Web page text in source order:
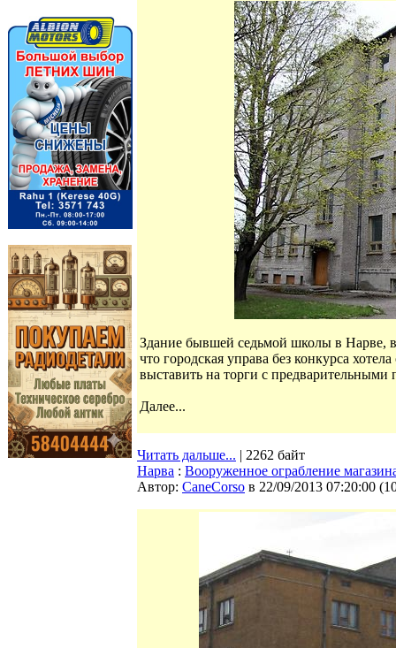
Здание бывшей седьмой школы в Нарве,
что городская управа без конкурса
выставить на торги с
Далее...
Читать дальше... | 2262 байт
Нарва : Вооруженное ограбление
Автор: CaneCorso в 22/09/2013 07:20:00 (